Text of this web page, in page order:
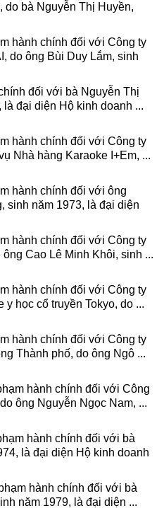
do bà Nguyễn Thị Huyền,
hành chính đối với Công ty
do ông Bùi Duy Lắm, sinh
đối với bà Nguyễn Thị
là đại diện Hộ kinh doanh ...
hành chính đối với Công ty
Nhà hàng Karaoke I+Em, ...
hành chính đối với ông
sinh năm 1973, là đại diện
hành chính đối với Công ty
Cao Lê Minh Khôi, sinh ...
hành chính đối với Công ty
học cổ truyền Tokyo, do ...
hành chính đối với Công ty
Thành phố, do ông Ngô ...
hành chính đối với Công
ông Nguyễn Ngọc Nam, ...
hành chính đối với bà
là đại diện Hộ kinh doanh
hành chính đối với bà
năm 1979, là đại diện ...